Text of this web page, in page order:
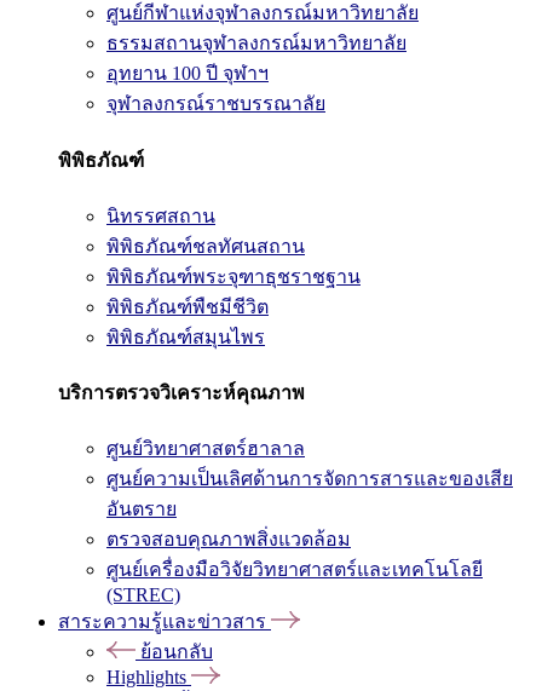
ศูนย์กีฬาแห่งจุฬาลงกรณ์มหาวิทยาลัย
ธรรมสถานจุฬาลงกรณ์มหาวิทยาลัย
อุทยาน 100 ปี จุฬาฯ
จุฬาลงกรณ์ราชบรรณาลัย
พิพิธภัณฑ์
นิทรรศสถาน
พิพิธภัณฑ์ชลทัศนสถาน
พิพิธภัณฑ์พระจุฑาธุชราชฐาน
พิพิธภัณฑ์พืชมีชีวิต
พิพิธภัณฑ์สมุนไพร
บริการตรวจวิเคราะห์คุณภาพ
ศูนย์วิทยาศาสตร์ฮาลาล
ศูนย์ความเป็นเลิศด้านการจัดการสารและของเสีย
อันตราย
ตรวจสอบคุณภาพสิ่งแวดล้อม
ศูนย์เครื่องมือวิจัยวิทยาศาสตร์และเทคโนโลยี
(STREC)
สาระความรู้และข่าวสาร
ย้อนกลับ
Highlights